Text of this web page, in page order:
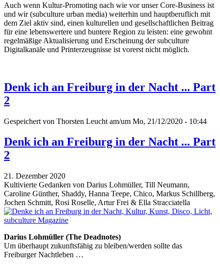
Auch wenn Kultur-Promoting nach wie vor unser Core-Business ist
und wir (subculture urban media) weiterhin und hauptberuflich mit
dem Ziel aktiv sind, einen kulturellen und gesellschaftlichen Beitrag
für eine lebenswertere und buntere Region zu leisten: eine gewohnt
regelmäßige Aktualisierung und Erscheinung der subculture
Digitalkanäle und Printerzeugnisse ist vorerst nicht möglich.
Denk ich an Freiburg in der Nacht ... Part
2
Gespeichert von Thorsten Leucht am/um Mo, 21/12/2020 - 10:44
Denk ich an Freiburg in der Nacht ... Part
2
21. Dezember 2020
Kultivierte Gedanken von Darius Lohmüller, Till Neumann,
Caroline Günther, Shaddy, Hanna Teepe, Chico, Markus Schillberg,
Jochen Schmitt, Rosi Roselle, Artur Frei & Ella Stracciatella
Darius Lohmüller (The Deadnotes)
Um überhaupt zukunftsfähig zu bleiben/werden sollte das
Freiburger Nachtleben …